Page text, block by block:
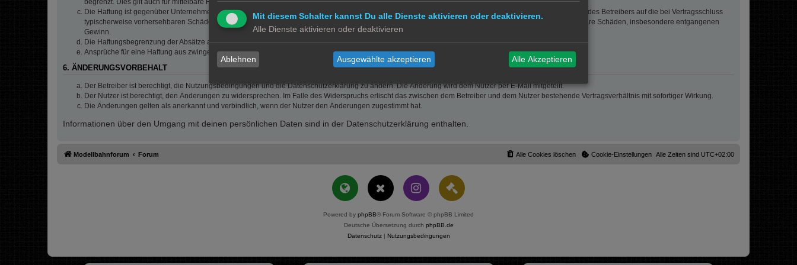
Die Haftung ist gegenüber Unternehmern außer bei der Verletzung von Leben, Körper und Gesundheit oder vorsätzlichem oder grob fahrlässigem Verhalten des Betreibers auf die bei Vertragsschluss
typischerweise vorhersehbaren Schäden und im Übrigen der Höhe nach auf die vertragstypischen Durchschnittsschäden begrenzt. Dies gilt auch für mittelbare Schäden, insbesondere entgangenen
Gewinn.
Die Haftungsbegrenzung der Absätze a bis c gilt sinngemäß auch zugunsten der Mitarbeiter und Erfüllungsgehilfen des Betreibers.
Ansprüche für eine Haftung aus zwingendem nationalem Recht bleiben unberührt.
6. ÄNDERUNGSVORBEHALT
Der Betreiber ist berechtigt, die Nutzungsbedingungen und die Datenschutzerklärung zu ändern. Die Änderung wird dem Nutzer per E-Mail mitgeteilt.
Der Nutzer ist berechtigt, den Änderungen zu widersprechen. Im Falle des Widerspruchs erlischt das zwischen dem Betreiber und dem Nutzer bestehende Vertragsverhältnis mit sofortiger Wirkung.
Die Änderungen gelten als anerkannt und verbindlich, wenn der Nutzer den Änderungen zugestimmt hat.
Informationen über den Umgang mit deinen persönlichen Daten sind in der Datenschutzerklärung enthalten.
Modellbahnforum Forum Alle Zeiten sind UTC+02:00
Cookie-Einstellungen
Alle Cookies löschen
Powered by phpBB® Forum Software © phpBB Limited
Deutsche Übersetzung durch phpBB.de
Datenschutz| Nutzungsbedingungen
Mit diesem Schalter kannst Du alle Dienste aktivieren oder deaktivieren.
Alle Dienste aktivieren oder deaktivieren
Ablehnen Ausgewählte akzeptieren Alle Akzeptieren